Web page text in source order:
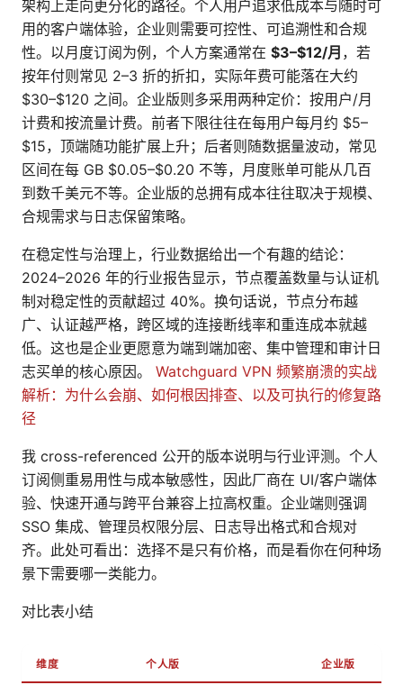
架构上走向更分化的路径。个人用户追求低成本与随时可
用的客户端体验，企业则需要可控性、可追溯性和合规
性。以月度订阅为例，个人方案通常在 $3–$12/月 ，若
按年付则常见 2–3 折的折扣，实际年费可能落在大约
$30–$120 之间。企业版则多采用两种定价：按用户/月
计费和按流量计费。前者下限往往在每用户每月约 $5–
$15，顶端随功能扩展上升；后者则随数据量波动，常见
区间在每 GB $0.05–$0.20 不等，月度账单可能从几百
到数千美元不等。企业版的总拥有成本往往取决于规模、
合规需求与日志保留策略。
在稳定性与治理上，行业数据给出一个有趣的结论：
2024–2026 年的行业报告显示，节点覆盖数量与认证机
制对稳定性的贡献超过 40%。换句话说，节点分布越
广、认证越严格，跨区域的连接断线率和重连成本就越
低。这也是企业更愿意为端到端加密、集中管理和审计日
志买单的核心原因。 Watchguard VPN 频繁崩溃的实战
解析：为什么会崩、如何根因排查、以及可执行的修复路
径
我 cross-referenced 公开的版本说明与行业评测。个人
订阅侧重易用性与成本敏感性，因此厂商在 UI/客户端体
验、快速开通与跨平台兼容上拉高权重。企业端则强调
SSO 集成、管理员权限分层、日志导出格式和合规对
齐。此处可看出：选择不是只有价格，而是看你在何种场
景下需要哪一类能力。
对比表小结
维度 个人版 企业版